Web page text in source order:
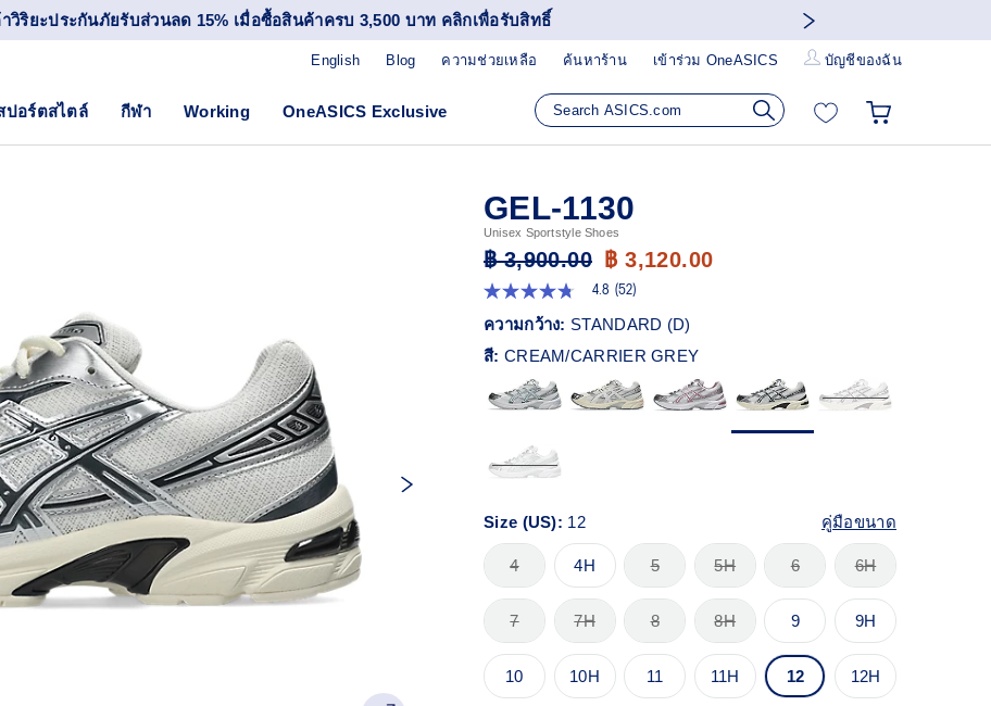
วิริยะประกันภัยรับส่วนลด 15% เมื่อซื้อสินค้าครบ 3,500 บาท คลิกเพื่อรับสิทธิ์
Blog ความช่วยเหลือ ค้นหาร้าน เข้าร่วม OneASICS บัญชีของฉัน
English
ปอร์ตสไตล์ กีฬา Working OneASICS Exclusive
GEL-1130
Unisex Sportstyle Shoes
฿ 3,900.00 ฿ 3,120.00
4.8
จาก
5
ดาว
ค่า
คะแนน
เฉลี่ย
Reviews.
ลิงก์
4.8 (52)
ความกว้าง: STANDARD (D)
สี: CREAM/CARRIER GREY
Size (US): 12 คู่มือขนาด
4 4H 5 5H 6 6H
7 7H 8 8H 9 9H
10 10H 11 11H 12 12H